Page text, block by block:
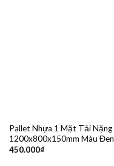
Pallet Nhựa 1 Mặt Tải Nặng
1200x800x150mm Màu Đen
450.000₫